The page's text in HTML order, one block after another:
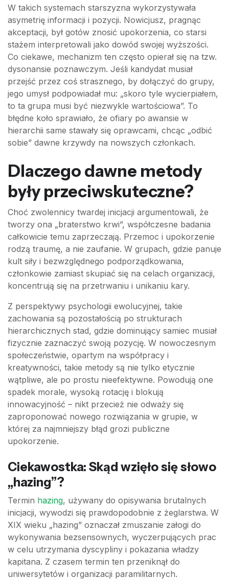
W takich systemach starszyzna wykorzystywała
asymetrię informacji i pozycji. Nowicjusz, pragnąc
akceptacji, był gotów znosić upokorzenia, co starsi
stażem interpretowali jako dowód swojej wyższości.
Co ciekawe, mechanizm ten często opierał się na tzw.
dysonansie poznawczym. Jeśli kandydat musiał
przejść przez coś strasznego, by dołączyć do grupy,
jego umysł podpowiadał mu: „skoro tyle wycierpiałem,
to ta grupa musi być niezwykle wartościowa”. To
błędne koło sprawiało, że ofiary po awansie w
hierarchii same stawały się oprawcami, chcąc „odbić
sobie” dawne krzywdy na nowszych członkach.
Dlaczego dawne metody
były przeciwskuteczne?
Choć zwolennicy twardej inicjacji argumentowali, że
tworzy ona „braterstwo krwi”, współczesne badania
całkowicie temu zaprzeczają. Przemoc i upokorzenie
rodzą traumę, a nie zaufanie. W grupach, gdzie panuje
kult siły i bezwzględnego podporządkowania,
członkowie zamiast skupiać się na celach organizacji,
koncentrują się na przetrwaniu i unikaniu kary.
Z perspektywy psychologii ewolucyjnej, takie
zachowania są pozostałością po strukturach
hierarchicznych stad, gdzie dominujący samiec musiał
fizycznie zaznaczyć swoją pozycję. W nowoczesnym
społeczeństwie, opartym na współpracy i
kreatywności, takie metody są nie tylko etycznie
wątpliwe, ale po prostu nieefektywne. Powodują one
spadek morale, wysoką rotację i blokują
innowacyjność – nikt przecież nie odważy się
zaproponować nowego rozwiązania w grupie, w
której za najmniejszy błąd grozi publiczne
upokorzenie.
Ciekawostka: Skąd wzięło się słowo
„hazing”?
Termin hazing, używany do opisywania brutalnych
inicjacji, wywodzi się prawdopodobnie z żeglarstwa. W
XIX wieku „hazing” oznaczał zmuszanie załogi do
wykonywania bezsensownych, wyczerpujących prac
w celu utrzymania dyscypliny i pokazania władzy
kapitana. Z czasem termin ten przeniknął do
uniwersytetów i organizacji paramilitarnych.